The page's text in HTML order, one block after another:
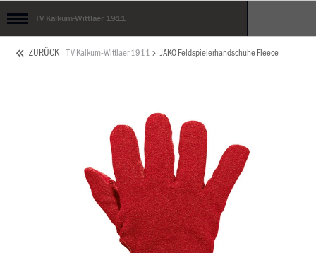
TV Kalkum-Wittlaer 1911
ZURÜCK TV Kalkum-Wittlaer 1911 JAKO Feldspielerhandschuhe Fleece